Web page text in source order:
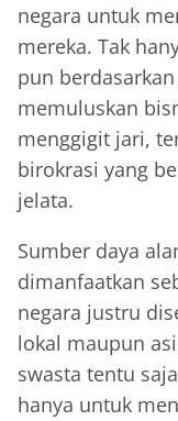
negara untuk
mereka. Tak
pun
memuluskan
menggigit jari,
birokrasi yang
jelata.
Sumber daya
dimanfaatkan
negara justru
lokal maupun
swasta tentu
hanya untuk